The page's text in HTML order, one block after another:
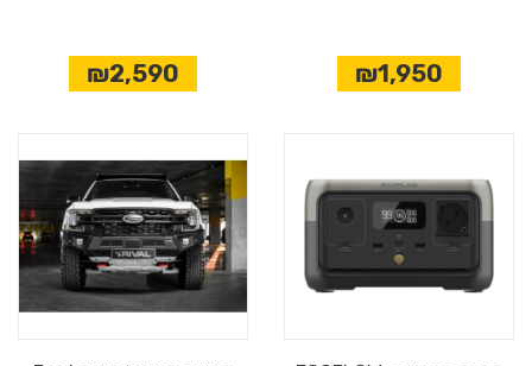
₪1,950
₪2,590